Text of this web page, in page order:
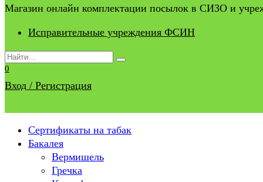
Магазин онлайн комплектации посылок в СИЗО и
Исправительные учреждения ФСИН
Search
for:
0
Вход / Регистрация
Сертификаты на табак
Бакалея
Вермишель
Гречка